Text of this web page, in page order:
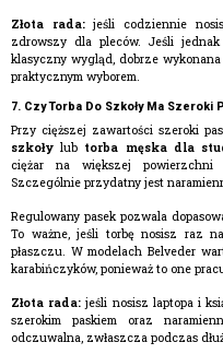
Złota rada:jeśli codziennie
zdrowszy dla pleców. Jeśli
klasyczny wygląd, dobrze wykonana
praktycznym wyborem.
7. Czy Torba Do Szkoły Ma Szeroki
Przy cięższej zawartości szeroki
szkoły lub torba męska dla
ciężar na większej powierzchni
Szczególnie przydatny jest
Regulowany pasek pozwala
To ważne, jeśli torbę nosisz raz
płaszczu. W modelach Belveder
karabińczyków, ponieważ to one
Złota rada: jeśli nosisz laptopa i
szerokim paskiem oraz
odczuwalna, zwłaszcza podczas